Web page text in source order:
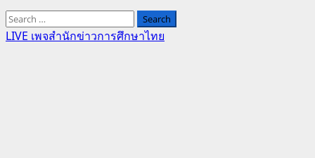
Search
for:
LIVE เพจสำนักข่าวการศึกษาไทย